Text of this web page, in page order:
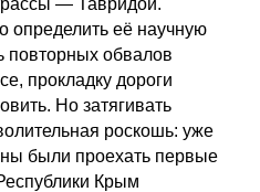
— Тавридой.
определить её научную
повторных обвалов
прокладку дороги
Но затягивать
роскошь: уже
были проехать первые
Крым